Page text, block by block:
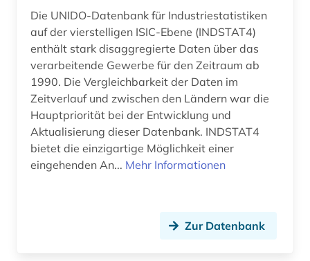
information (1)
ingenieurbau (1)
inhaltsverzeichnis (1)
inkunabel (1)
innenpolitik (1)
inschrift (1)
Die UNIDO-Datenbank für Industriestatistiken
auf der vierstelligen ISIC-Ebene (INDSTAT4)
enthält stark disaggregierte Daten über das
verarbeitende Gewerbe für den Zeitraum ab
1990. Die Vergleichbarkeit der Daten im
Zeitverlauf und zwischen den Ländern war die
Hauptpriorität bei der Entwicklung und
Aktualisierung dieser Datenbank. INDSTAT4
bietet die einzigartige Möglichkeit einer
eingehenden An... Mehr Informationen
Zur Datenbank